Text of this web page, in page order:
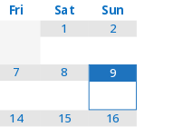
Fri Sat Sun
1 2
7 8 9
14 15 16